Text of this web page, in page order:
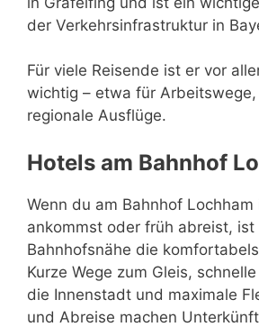
der Verkehrsinfrastruktur in
Für viele Reisende ist er vor
wichtig – etwa für
regionale Ausflüge.
Hotels am Bahnhof
Wenn du am Bahnhof Lochham
ankommst oder früh abreist, ist
Bahnhofsnähe die
Kurze Wege zum Gleis,
die Innenstadt und maximale
und Abreise machen